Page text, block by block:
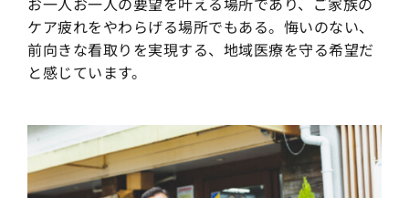
ケア疲れをやわらげる場所でもある。悔いのない、
前向きな看取りを実現する、地域医療を守る希望だ
と感じています。